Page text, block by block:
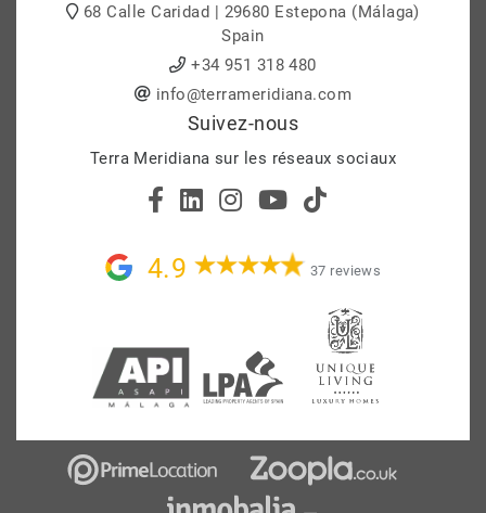
68 Calle Caridad | 29680 Estepona (Málaga)
Spain
+34 951 318 480
info@terrameridiana.com
Suivez-nous
Terra Meridiana sur les réseaux sociaux
4.9 37 reviews